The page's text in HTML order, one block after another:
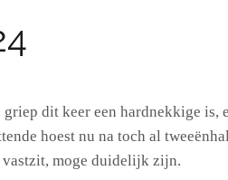
griep dit keer een hardnekkige is,
hoest nu na toch al
vastzit, moge duidelijk zijn.